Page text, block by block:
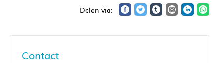
Contact